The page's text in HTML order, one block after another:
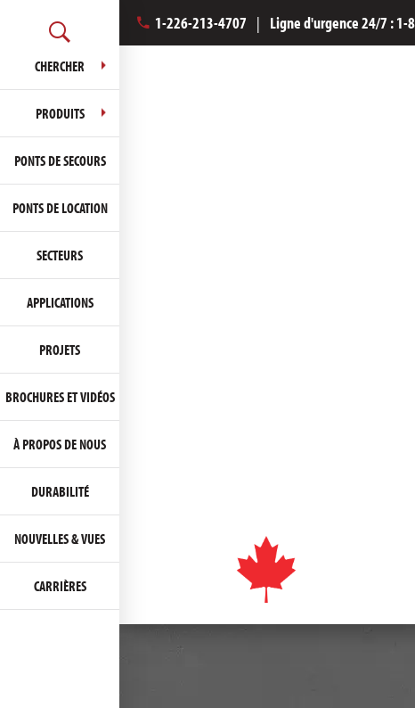
CHERCHER
PRODUITS
PONTS DE SECOURS
PONTS DE LOCATION
SECTEURS
APPLICATIONS
PROJETS
BROCHURES ET VIDÉOS
À PROPOS DE NOUS
DURABILITÉ
NOUVELLES & VUES
CARRIÈRES
1-226-213-4707 | Ligne d'urgence 24/7 :1-